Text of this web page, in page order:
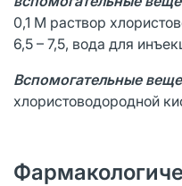
0,1 M раствор
6,5 – 7,5, вода для
Вспомогательные
хлористоводородной